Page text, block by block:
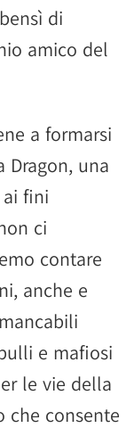
di
amico del
a formarsi
Dragon, una
fini
ci
contare
anche e
e mafiosi
le vie della
che consente